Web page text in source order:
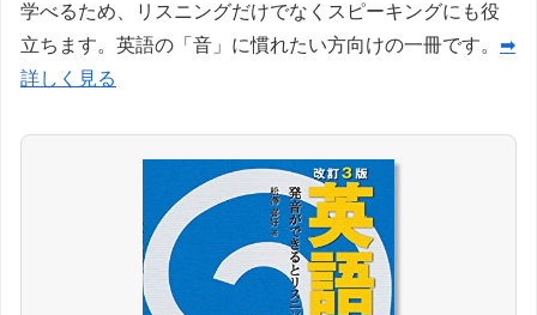
学べるため、リスニングだけでなくスピーキングにも役
立ちます。英語の「音」に慣れたい方向けの一冊です。 ➡
詳しく見る